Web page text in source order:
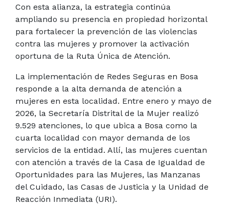
Con esta alianza, la estrategia continúa
ampliando su presencia en propiedad horizontal
para fortalecer la prevención de las violencias
contra las mujeres y promover la activación
oportuna de la Ruta Única de Atención.
La implementación de Redes Seguras en Bosa
responde a la alta demanda de atención a
mujeres en esta localidad. Entre enero y mayo de
2026, la Secretaría Distrital de la Mujer realizó
9.529 atenciones, lo que ubica a Bosa como la
cuarta localidad con mayor demanda de los
servicios de la entidad. Allí, las mujeres cuentan
con atención a través de la Casa de Igualdad de
Oportunidades para las Mujeres, las Manzanas
del Cuidado, las Casas de Justicia y la Unidad de
Reacción Inmediata (URI).